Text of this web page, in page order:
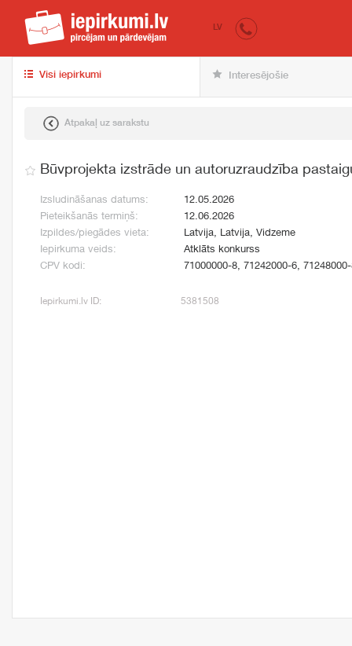
iepirkumi.lv
LV
Visi iepirkumi Interesējošie
Atpakaļ uz sarakstu
Būvprojekta izstrāde un autoruzraudzība
Izsludināšanas datums:
12.05.2026
Pieteikšanās termiņš:
12.06.2026
Izpildes/piegādes vieta:
Latvija, Latvija, Vidzeme
Iepirkuma veids:
Atklāts konkurss
CPV kodi:
71000000-8, 71242000-6,
Iepirkumi.lv ID: 5381508